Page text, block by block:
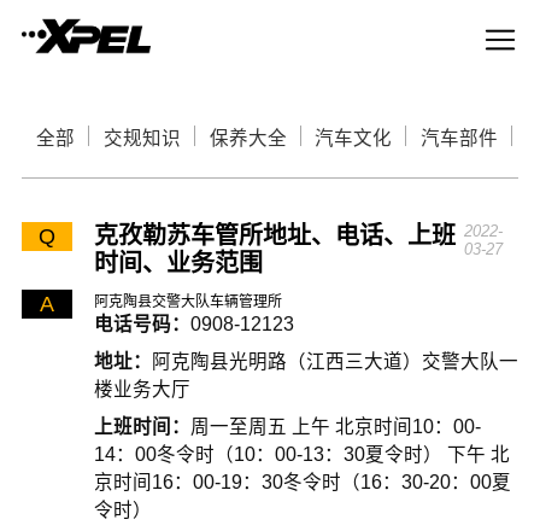
全部 交规知识 保养大全 汽车文化 汽车部件
Q
克孜勒苏车管所地址、电话、上班
时间、业务范围
2022-
03-27
A 阿克陶县交警大队车辆管理所
电话号码： 0908-12123
地址：
阿克陶县光明路（江西三大道）交警大队一
楼业务大厅
上班时间： 周一至周五 上午 北京时间10：00-
14：00冬令时（10：00-13：30夏令时） 下午 北
京时间16：00-19：30冬令时（16：30-20：00夏
令时）